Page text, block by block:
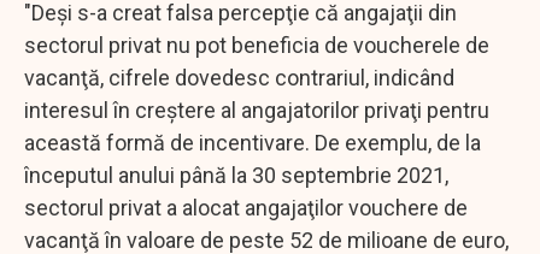
"Deşi s-a creat falsa percepţie că angajaţii din
sectorul privat nu pot beneficia de voucherele de
vacanţă, cifrele dovedesc contrariul, indicând
interesul în creştere al angajatorilor privaţi pentru
această formă de incentivare. De exemplu, de la
începutul anului până la 30 septembrie 2021,
sectorul privat a alocat angajaţilor vouchere de
vacanţă în valoare de peste 52 de milioane de euro,